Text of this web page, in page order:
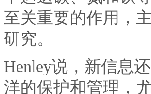
至关重要的作用，
研究。
Henley说，新信息
洋的保护和管理，